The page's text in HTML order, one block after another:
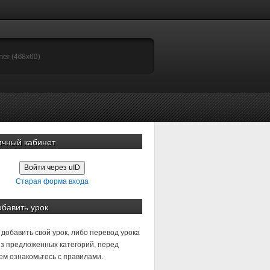
кабинет
Войти через uID
Старая форма входа
урок
свой урок, либо перевод урока
предложенных категорий, перед
ознакомьтесь с правилами.